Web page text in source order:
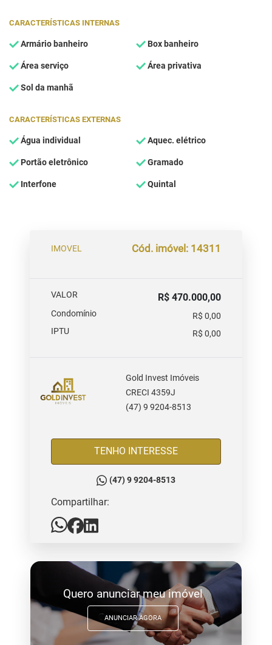
CARACTERÍSTICAS INTERNAS
Armário banheiro Box banheiro
Área serviço Área privativa
Sol da manhã
CARACTERÍSTICAS EXTERNAS
Água individual Aquec. elétrico
Portão eletrônico Gramado
Interfone Quintal
IMOVEL Cód. imóvel: 14311
VALOR R$ 470.000,00
Condomínio
R$ 0,00
IPTU
R$ 0,00
Gold Invest Imóveis
CRECI 4359J
(47) 9 9204-8513
TENHO INTERESSE
(47) 9 9204-8513
Compartilhar:
Quero anunciar meu imóvel
ANUNCIAR AGORA